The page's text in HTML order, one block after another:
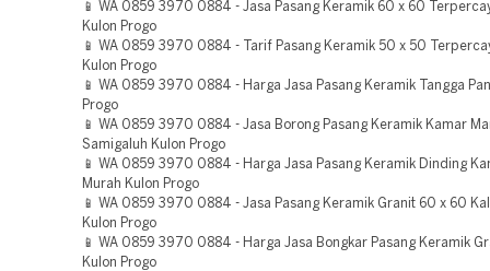
📱 WA 0859 3970 0884 - Jasa Pasang Keramik 60 x 60
Kulon Progo
📱 WA 0859 3970 0884 - Tarif Pasang Keramik 50 x 50
Kulon Progo
📱 WA 0859 3970 0884 - Harga Jasa Pasang Keramik Tangga
Progo
📱 WA 0859 3970 0884 - Jasa Borong Pasang Keramik Kamar
Samigaluh Kulon Progo
📱 WA 0859 3970 0884 - Harga Jasa Pasang Keramik Dinding
Murah Kulon Progo
📱 WA 0859 3970 0884 - Jasa Pasang Keramik Granit 60 x 60
Kulon Progo
📱 WA 0859 3970 0884 - Harga Jasa Bongkar Pasang Keramik
Kulon Progo